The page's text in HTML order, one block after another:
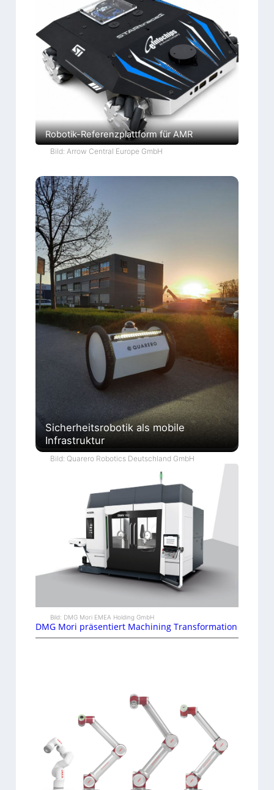
Robotik-Referenzplattform für AMR
Bild: Arrow Central Europe GmbH
Sicherheitsrobotik als mobile
Infrastruktur
Bild: Quarero Robotics Deutschland GmbH
Bild: DMG Mori EMEA Holding GmbH
DMG Mori präsentiert Machining Transformation